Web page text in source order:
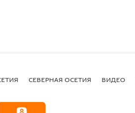
СЕВЕРНАЯ ОСЕТИЯ ВИДЕО